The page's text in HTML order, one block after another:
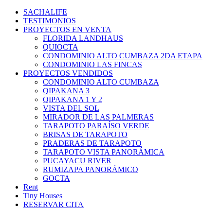
contenido
SACHALIFE
TESTIMONIOS
PROYECTOS EN VENTA
FLORIDA LANDHAUS
QUIOCTA
CONDOMINIO ALTO CUMBAZA 2DA ETAPA
CONDOMINIO LAS FINCAS
PROYECTOS VENDIDOS
CONDOMINIO ALTO CUMBAZA
QIPAKANA 3
QIPAKANA 1 Y 2
VISTA DEL SOL
MIRADOR DE LAS PALMERAS
TARAPOTO PARAÍSO VERDE
BRISAS DE TARAPOTO
PRADERAS DE TARAPOTO
TARAPOTO VISTA PANORÁMICA
PUCAYACU RIVER
RUMIZAPA PANORÁMICO
GOCTA
Rent
Tiny Houses
RESERVAR CITA